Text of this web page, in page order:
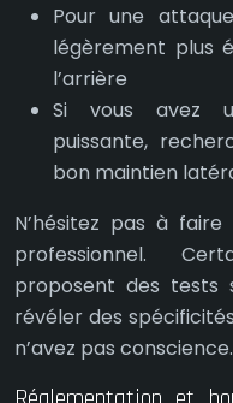
Pour une
légèrement plus
l’arrière
Si vous avez
puissante,
bon maintien
N’hésitez pas à
professionnel.
proposent des tests
révéler des
n’avez pas conscience.